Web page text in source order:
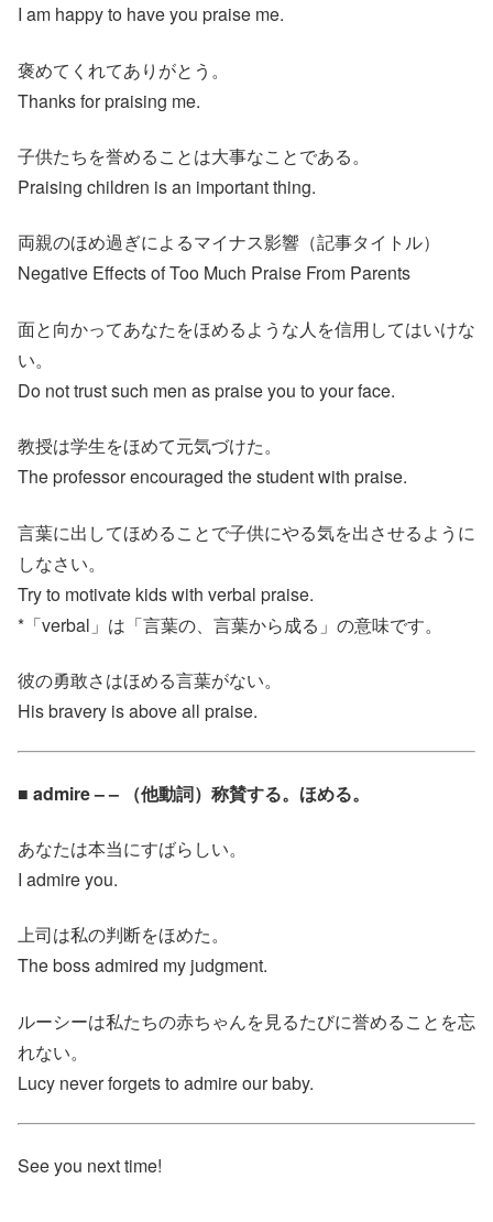
I am happy to have you praise me.
褒めてくれてありがとう。
Thanks for praising me.
子供たちを誉めることは大事なことである。
Praising children is an important thing.
両親のほめ過ぎによるマイナス影響（記事タイトル）
Negative Effects of Too Much Praise From Parents
面と向かってあなたをほめるような人を信用してはいけな
い。
Do not trust such men as praise you to your face.
教授は学生をほめて元気づけた。
The professor encouraged the student with praise.
言葉に出してほめることで子供にやる気を出させるように
しなさい。
Try to motivate kids with verbal praise.
*「verbal」は「言葉の、言葉から成る」の意味です。
彼の勇敢さはほめる言葉がない。
His bravery is above all praise.
■ admire – – （他動詞）称賛する。ほめる。
あなたは本当にすばらしい。
I admire you.
上司は私の判断をほめた。
The boss admired my judgment.
ルーシーは私たちの赤ちゃんを見るたびに誉めることを忘
れない。
Lucy never forgets to admire our baby.
See you next time!